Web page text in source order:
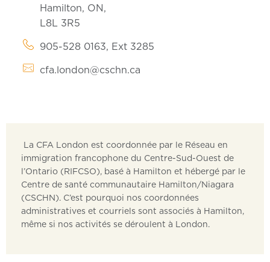
Hamilton, ON,
L8L 3R5
905-528 0163, Ext 3285
cfa.london@cschn.ca
La CFA London est coordonnée par le Réseau en
immigration francophone du Centre-Sud-Ouest de
l’Ontario (RIFCSO), basé à Hamilton et hébergé par le
Centre de santé communautaire Hamilton/Niagara
(CSCHN). C’est pourquoi nos coordonnées
administratives et courriels sont associés à Hamilton,
même si nos activités se déroulent à London.